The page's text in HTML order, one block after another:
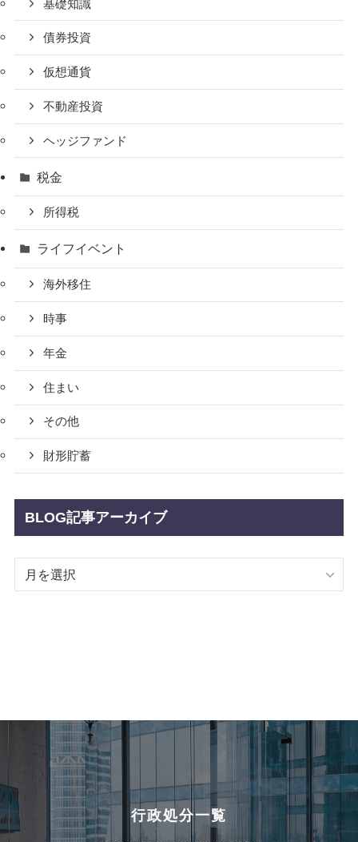
基礎知識
債券投資
仮想通貨
不動産投資
ヘッジファンド
税金
所得税
ライフイベント
海外移住
時事
年金
住まい
その他
財形貯蓄
BLOG記事アーカイブ
BLOG
行政処分一覧